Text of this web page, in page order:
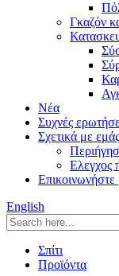
Γκαζόν
Νέα
Συχνές
Σχετικά με εμάς
Ελεγχος
Επικοινωνήστε
English
Σπίτι
Προϊόντα